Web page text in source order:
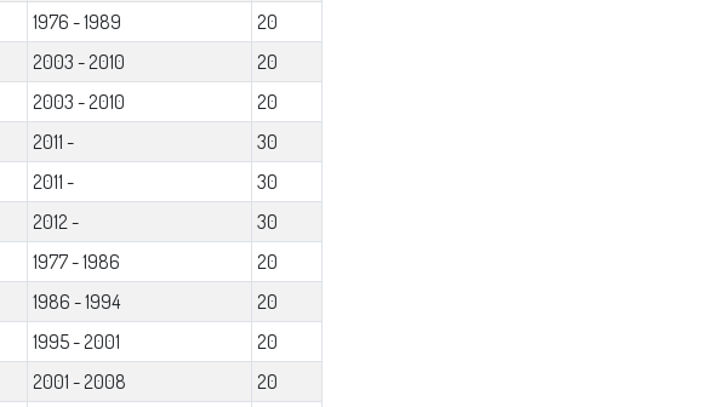
1976 - 1989
20
2003 - 2010
20
2003 - 2010
20
2011 -
30
2011 -
30
2012 -
30
1977 - 1986
20
1986 - 1994
20
1995 - 2001
20
2001 - 2008
20